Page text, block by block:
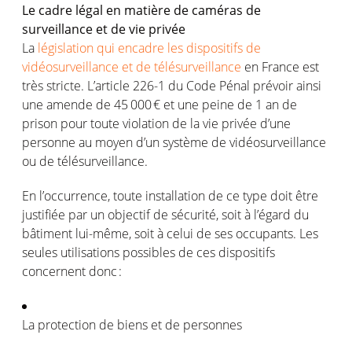
Le cadre légal en matière de caméras de
surveillance et de vie privée
La législation qui encadre les dispositifs de
vidéosurveillance et de télésurveillance en France est
trèsstricte. L’article 226-1 du Code Pénal prévoirainsi
une amende de 45 000 € et une peine de 1 an de
prison pourtoute violation de la vie privée d’une
personne au moyen d’unsystème de vidéosurveillance
ou de télésurveillance.
En l’occurrence, toute installation de ce type doit être
justifiée par un objectifde sécurité,soità l’égard du
bâtiment lui-même,soità celui de ses occupants. Les
seules utilisations possibles de ces dispositifs
concernent donc:
La protection de biens et de personnes